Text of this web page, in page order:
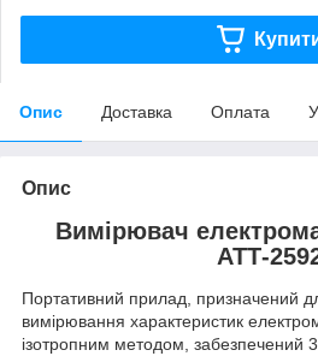
Опис Доставка Оплата
Опис
Вимірювач
АТТ-
Портативний прилад, призначений
вимірювання характеристик
ізотропним методом, забезпечений